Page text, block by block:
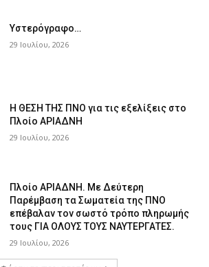
Υστερόγραφο…
29 Ιουλίου, 2026
Η ΘΕΣΗ ΤΗΣ ΠΝΟ για τις εξελίξεις στο
Πλοίο ΑΡΙΑΔΝΗ
29 Ιουλίου, 2026
Πλοίο ΑΡΙΑΔΝΗ. Με Δεύτερη
Παρέμβαση τα Σωματεία της ΠΝΟ
επέβαλαν τον σωστό τρόπο πληρωμής
τους ΓΙΑ ΟΛΟΥΣ ΤΟΥΣ ΝΑΥΤΕΡΓΑΤΕΣ.
29 Ιουλίου, 2026